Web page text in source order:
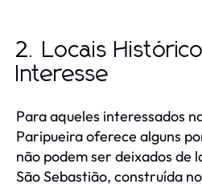
2. Locais
Interesse
Para aqueles interessados
Paripueira oferece alguns
não podem ser deixados de
São Sebastião, construída